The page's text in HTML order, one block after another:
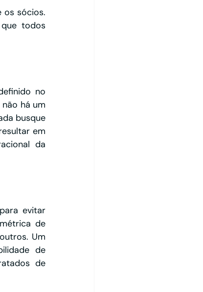
os sócios.
todos
no
há um
busque
em
da
evitar
de
Um
de
de